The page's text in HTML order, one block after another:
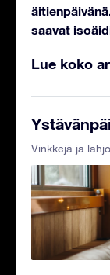
saavat
Lue koko
Vinkkejä ja